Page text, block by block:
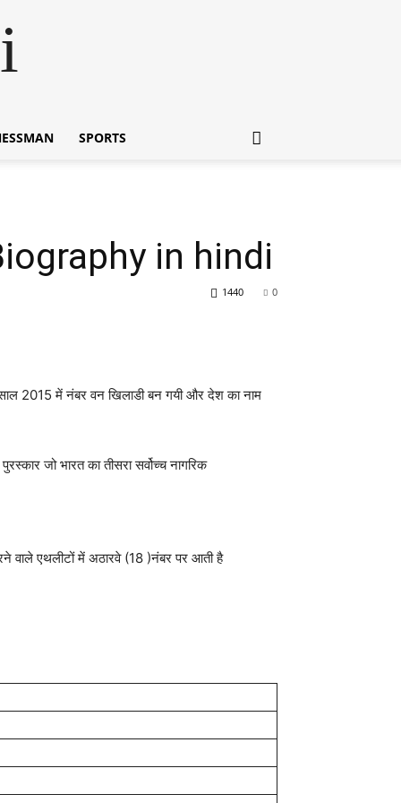
SPORTS
in hindi
0
1440
2015 में नंबर वन खिलाडी बन गयी और देश का नाम
जो भारत का तीसरा सर्वोच्च नागरिक
वाले एथलीटों में अठारवे (18 )नंबर पर आती है